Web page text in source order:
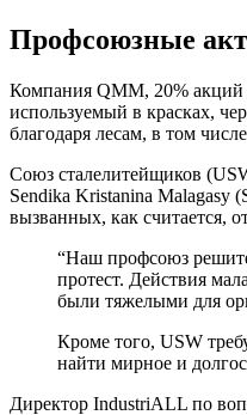
Профсоюзные
Компания QMM, 20% акций
используемый в красках,
благодаря лесам, в том
Союз сталелитейщиков
Sendika Kristanina Malagasy
вызванных, как считается,
“Наш профсоюз
протест. Действия
были тяжелыми для
Кроме того, USW
найти мирное и
Директор IndustriALL по